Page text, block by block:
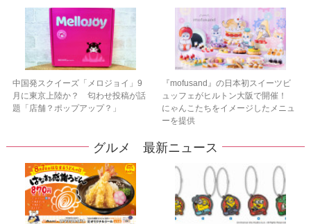
中国発スクイーズ「メロジョイ」9
月に東京上陸か？ 匂わせ投稿が話
題「店舗？ポップアップ？」
『mofusand』の日本初スイーツビ
ュッフェがヒルトン大阪で開催！
にゃんこたちをイメージしたメニュ
ーを提供
グルメ 最新ニュース